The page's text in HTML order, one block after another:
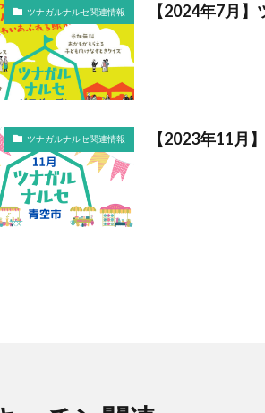
ツナガルナルセ関連情報 【2024年7月
ツナガルナルセ関連情報 【2023年11月